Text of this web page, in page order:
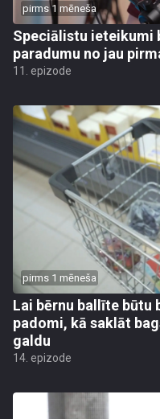
pirms 1 mēneša
Speciālistu ieteikumi
paradumu no jau
11. epizode
pirms 1 mēneša
Lai bērnu ballīte būtu
padomi, kā saklāt
galdu
14. epizode